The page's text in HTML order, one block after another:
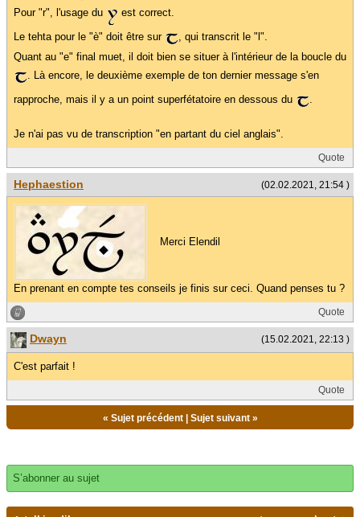
Pour "r", l'usage du
est correct.
Le tehta pour le "è" doit être sur
, qui transcrit le "l".
Quant au "e" final muet, il doit bien se situer à l'intérieur de la boucle du
. Là encore, le deuxième exemple de ton dernier message s'en
rapproche, mais il y a un point superfétatoire en dessous du
.
Je n'ai pas vu de transcription "en partant du ciel anglais".
Quote
(02.02.2021, 21:54 )
Hephaestion
Merci Elendil
En prenant en compte tes conseils je finis sur ceci. Quand penses tu ?
Quote
(15.02.2021, 22:13 )
Dwayn
C'est parfait !
Quote
« Sujet précédent| Sujet suivant»
S’abonner au sujet